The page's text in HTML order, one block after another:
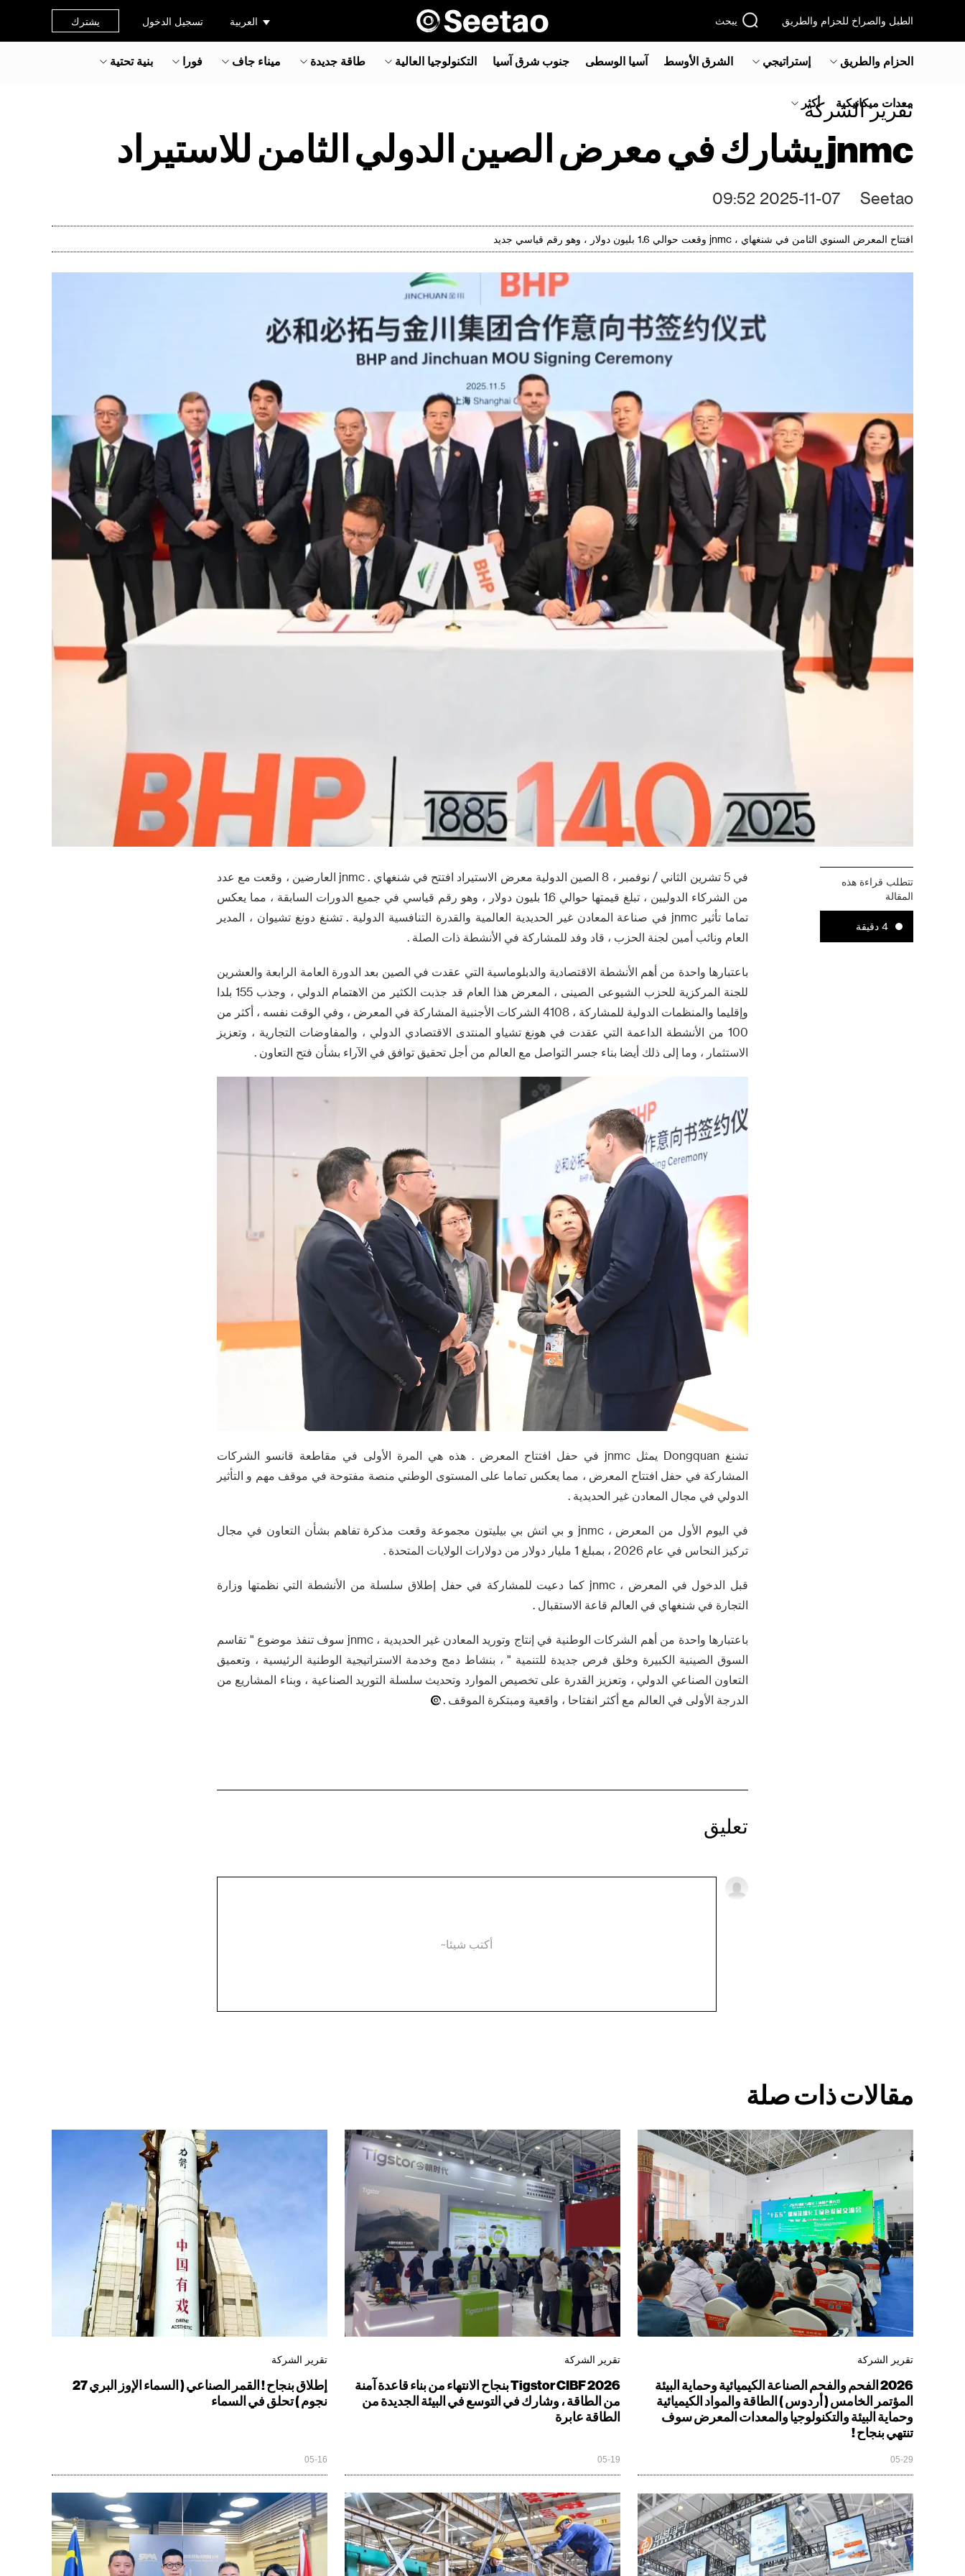
الطبل والصراخ للحزام والطريق يبحث العربية تسجيل الدخول يشترك
الحزام والطريق إستراتيجي الشرق الأوسط‎ آسيا الوسطى جنوب شرق آسيا‎ التكنولوجيا العالية طاقة جديدة ميناء جاف فورا بنية تحتية
معدات ميكانيكية أكثر
تقرير الشركة
jnmc يشارك في معرض الصين الدولي الثامن للاستيراد
Seetao
2025-11-07 09:52
افتتاح المعرض السنوي الثامن في شنغهاي ، jnmc وقعت حوالي 1.6 بليون دولار ، وهو رقم قياسي جديد
تتطلب قراءة هذه
المقالة
4 دقيقة
في 5 تشرين الثاني / نوفمبر ، 8 الصين الدولية معرض الاستيراد افتتح في شنغهاي . jnmc العارضين ، وقعت مع عدد
من الشركاء الدوليين ، تبلغ قيمتها حوالي 1.6 بليون دولار ، وهو رقم قياسي في جميع الدورات السابقة ، مما يعكس
تماما تأثير jnmc في صناعة المعادن غير الحديدية العالمية والقدرة التنافسية الدولية . تشنغ دونغ تشيوان ، المدير
العام ونائب أمين لجنة الحزب ، قاد وفد للمشاركة في الأنشطة ذات الصلة .
باعتبارها واحدة من أهم الأنشطة الاقتصادية والدبلوماسية التي عقدت في الصين بعد الدورة العامة الرابعة والعشرين
للجنة المركزية للحزب الشيوعى الصينى ، المعرض هذا العام قد جذبت الكثير من الاهتمام الدولي ، وجذب 155 بلدا
وإقليما والمنظمات الدولية للمشاركة ، 4108 الشركات الأجنبية المشاركة في المعرض ، وفي الوقت نفسه ، أكثر من
100 من الأنشطة الداعمة التي عقدت في هونغ تشياو المنتدى الاقتصادي الدولي ، والمفاوضات التجارية ، وتعزيز
الاستثمار ، وما إلى ذلك أيضا بناء جسر التواصل مع العالم من أجل تحقيق توافق في الآراء بشأن فتح التعاون .
تشنغ Dongquan يمثل jnmc في حفل افتتاح المعرض . هذه هي المرة الأولى في مقاطعة قانسو الشركات
المشاركة في حفل افتتاح المعرض ، مما يعكس تماما على المستوى الوطني منصة مفتوحة في موقف مهم و التأثير
الدولي في مجال المعادن غير الحديدية .
في اليوم الأول من المعرض ، jnmc و بي اتش بي بيليتون مجموعة وقعت مذكرة تفاهم بشأن التعاون في مجال
تركيز النحاس في عام 2026 ، بمبلغ 1 مليار دولار من دولارات الولايات المتحدة .
قبل الدخول في المعرض ، jnmc كما دعيت للمشاركة في حفل إطلاق سلسلة من الأنشطة التي نظمتها وزارة
التجارة في شنغهاي في العالم قاعة الاستقبال .
باعتبارها واحدة من أهم الشركات الوطنية في إنتاج وتوريد المعادن غير الحديدية ، jnmc سوف تنفذ موضوع " تقاسم
السوق الصينية الكبيرة وخلق فرص جديدة للتنمية " ، بنشاط دمج وخدمة الاستراتيجية الوطنية الرئيسية ، وتعميق
التعاون الصناعي الدولي ، وتعزيز القدرة على تخصيص الموارد وتحديث سلسلة التوريد الصناعية ، وبناء المشاريع من
الدرجة الأولى في العالم مع أكثر انفتاحا ، واقعية ومبتكرة الموقف .
تعليق
أكتب شيئا~
مقالات ذات صلة
تقرير الشركة
2026 الفحم والفحم الصناعة الكيميائية وحماية البيئة
المؤتمر الخامس ( أردوس ) الطاقة والمواد الكيميائية
وحماية البيئة والتكنولوجيا والمعدات المعرض سوف
تنتهي بنجاح !
05-29
تقرير الشركة
Tigstor CIBF 2026 بنجاح الانتهاء من بناء قاعدة آمنة
من الطاقة ، وشارك في التوسع في البيئة الجديدة من
الطاقة عابرة
05-19
تقرير الشركة
إطلاق بنجاح ! القمر الصناعي ( السماء الإوز البري 27
نجوم ) تحلق في السماء
05-16